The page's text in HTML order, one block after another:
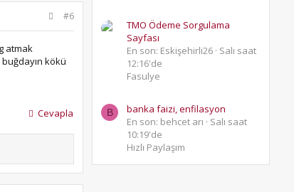
#6
atmak
kökü
Cevapla
TMO Ödeme Sorgulama
Sayfası
En son: Eskişehirli26 Salı saat
12:16'de
Fasulye
B
banka faizi, enfilasyon
En son: behcet arı
Salı saat
10:19'de
Hızlı Paylaşım